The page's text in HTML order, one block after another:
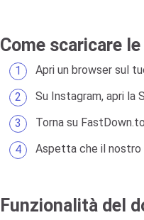
Come scaricare
Apri un browser sul
Su Instagram, apri la
Torna su
Aspetta che il
Funzionalità del